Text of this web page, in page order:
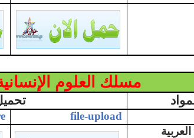
مسلك العلوم
file-upload